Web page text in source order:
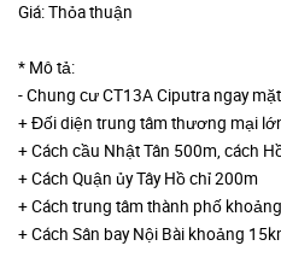
Giá: Thỏa thuận
* Mô tả:
- Chung cư CT13A Ciputra ngay
+ Đối diện trung tâm thương mại
+ Cách cầu Nhật Tân 500m, cách
+ Cách Quận ủy Tây Hồ chỉ 200m
+ Cách trung tâm thành phố
+ Cách Sân bay Nội Bài khoảng